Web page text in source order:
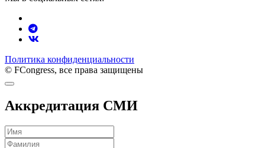
Политика конфиденциальности
© FCongress, все права защищены
Аккредитация СМИ